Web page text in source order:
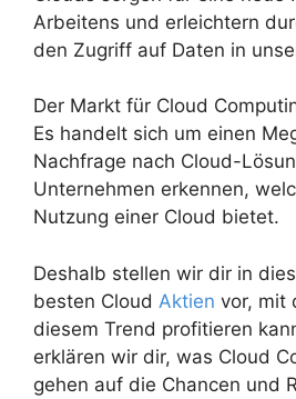
Arbeitens und erleichtern
den Zugriff auf Daten in
Der Markt für Cloud
Es handelt sich um einen
Nachfrage nach Cloud-
Unternehmen erkennen,
Nutzung einer Cloud bietet.
Deshalb stellen wir dir in
besten Cloud Aktien vor, mit
diesem Trend profitieren
erklären wir dir, was Cloud
gehen auf die Chancen und